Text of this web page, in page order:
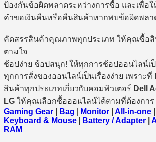
ป้องกันข้อผิดพลาดระหว่างการซื้อ และเพื่อ
คำขอเงินคืนหรือคืนสินค้าหากพบข้อผิดพลา
คัดสรรสินค้าคุณภาพทุกประเภท ให้คุณซื้อสิ
ตามใจ
ช้อปง่าย ช้อปสนุก! ให้ทุกการช้อปออนไลน์เป็
ทุกการสั่งของออนไลน์เป็นเรื่องง่าย เพราะที่
สินค้าทุกประเภทเกี่ยวกับคอมพิวเตอร์ Dell
LG ให้คุณเลือกซื้อออนไลน์ได้ตามที่ต้องการ
Gaming Gear
Bag Monitor All-in-one
Keyboard & Mouse
Battery / Adapter
RAM